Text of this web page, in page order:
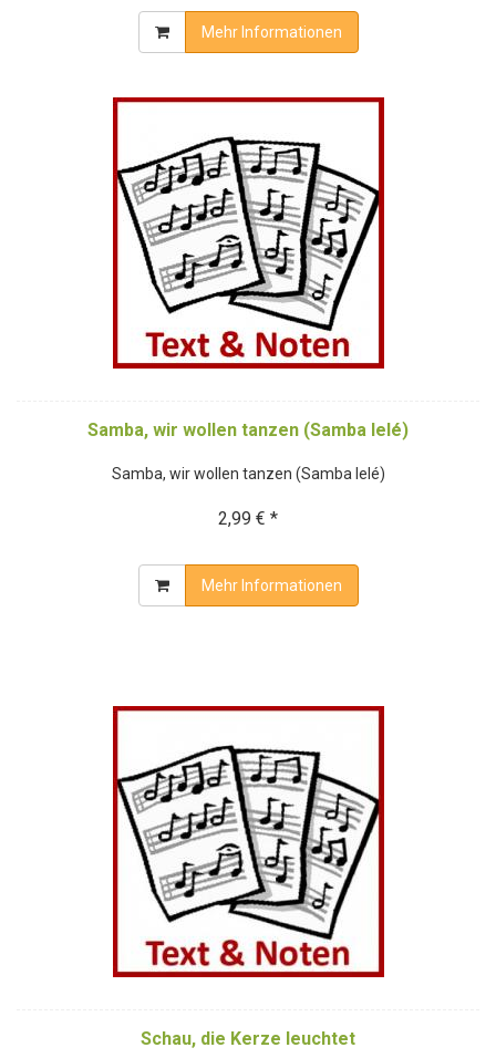
Mehr Informationen
Samba, wir wollen tanzen (Samba lelé)
Samba, wir wollen tanzen (Samba lelé)
2,99 € *
Mehr Informationen
Schau, die Kerze leuchtet